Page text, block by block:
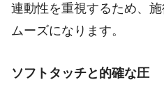
連動性を重視するため、
ムーズになります。
ソフトタッチと的確な圧